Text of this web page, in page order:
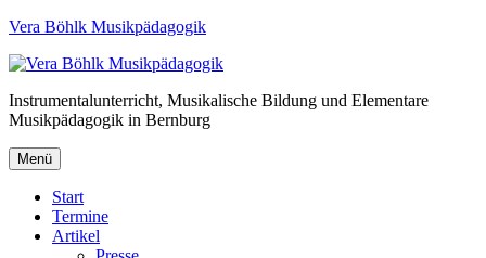
Vera Böhlk Musikpädagogik
Instrumentalunterricht, Musikalische Bildung und Elementare
Musikpädagogik in Bernburg
Menü
Start
Termine
Artikel